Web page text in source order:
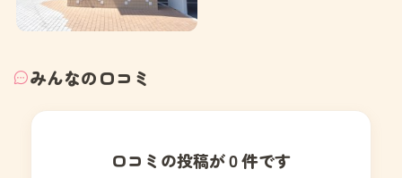
みんなの口コミ
口コミの投稿が０件です